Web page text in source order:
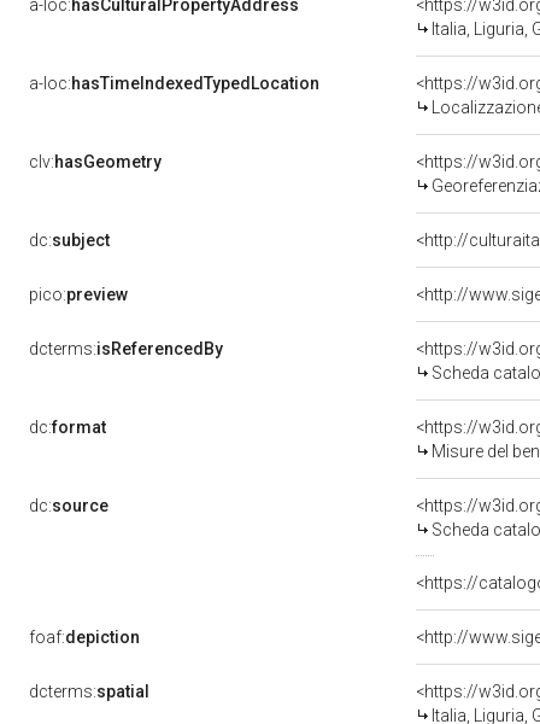
a-loc:hasCulturalPropertyAddress
<https://
Italia, Liguria,
a-loc:hasTimeIndexedTypedLocation
<https://
clv:hasGeometry
<https://
dc:subject <http://
pico:preview
dcterms:isReferencedBy
<https://
Scheda
dc:format
<https://
Misure del
dc:source
<https://
Scheda
<https://
foaf:depiction
dcterms:spatial
<https://
Italia, Liguria,